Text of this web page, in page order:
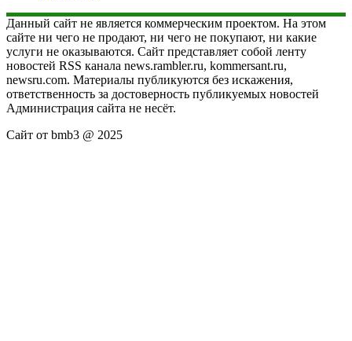
Данный сайт не является коммерческим проектом. На этом
сайте ни чего не продают, ни чего не покупают, ни какие
услуги не оказываются. Сайт представляет собой ленту
новостей RSS канала news.rambler.ru, kommersant.ru,
newsru.com. Материалы публикуются без искажения,
ответственность за достоверность публикуемых новостей
Администрация сайта не несёт.
Сайт от bmb3 @ 2025